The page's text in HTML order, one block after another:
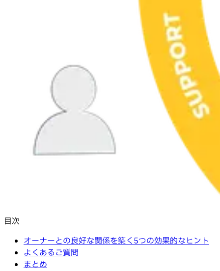
目次
オーナーとの良好な関係を築く5つの効果的なヒント
よくあるご質問
まとめ